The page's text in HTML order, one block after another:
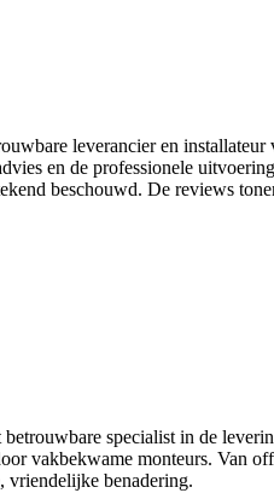
leverancier en
en de professionele
beschouwd. De reviews
specialist in de
vakbekwame monteurs. Van
vriendelijke benadering.